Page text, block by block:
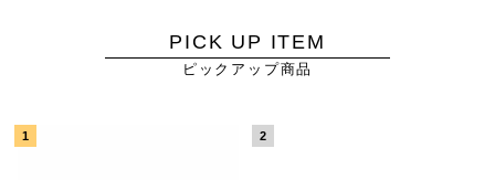
PICK UP ITEM
ピックアップ商品